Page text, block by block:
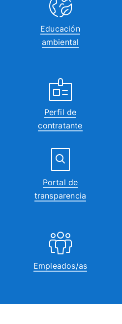
Educación
ambiental
Perfil de
contratante
Portal de
transparencia
Empleados/as